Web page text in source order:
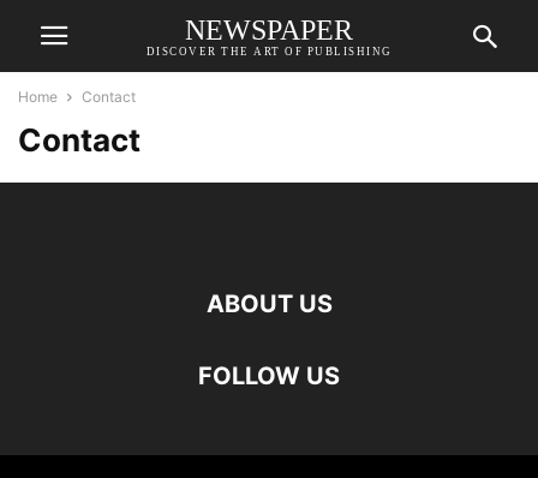
NEWSPAPER
DISCOVER THE ART OF PUBLISHING
Home Contact
Contact
ABOUT US
FOLLOW US